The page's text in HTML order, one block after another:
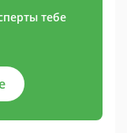
тебе